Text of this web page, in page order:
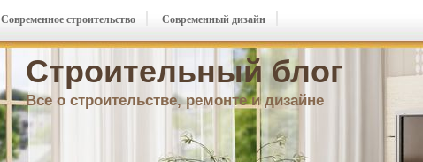
Строительный блог
Все о строительстве, ремонте и дизайне
Современное строительство Современный дизайн